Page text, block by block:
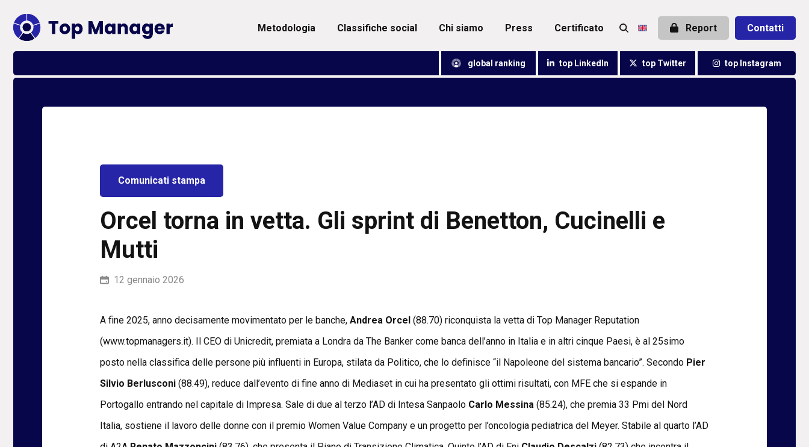
metodologia classifiche social chi siamo press certificato Report Contatti
global ranking top LinkedIn top Twitter top Instagram
Comunicati stampa
Orcel torna in vetta. Gli sprint di Benetton, Cucinelli e
Mutti
12 gennaio 2026
A fine 2025, anno decisamente movimentato per le banche, Andrea Orcel (88.70) riconquista la vetta di Top Manager Reputation
(www.topmanagers.it). Il CEO di Unicredit, premiata a Londra da The Banker come banca dell’anno in Italia e in altri cinque Paesi, è al 25simo
posto nella classifica delle persone più influenti in Europa, stilata da Politico, che lo definisce “il Napoleone del sistema bancario”. Secondo Pier
Silvio Berlusconi (88.49), reduce dall’evento di fine anno di Mediaset in cui ha presentato gli ottimi risultati, con MFE che si espande in
Portogallo entrando nel capitale di Impresa. Sale di due al terzo l’AD di Intesa Sanpaolo Carlo Messina (85.24), che premia 33 Pmi del Nord
Italia, sostiene il lavoro delle donne con il premio Women Value Company e un progetto per l’oncologia pediatrica del Meyer. Stabile al quarto l’AD